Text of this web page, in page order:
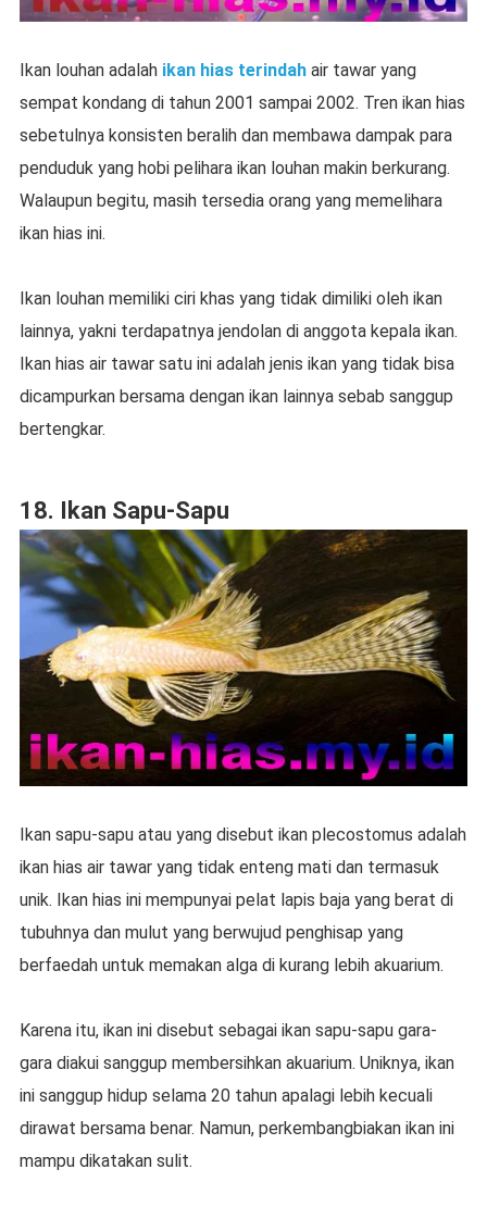
Ikan louhan adalah ikan hias terindahair tawar yang
sempat kondang di tahun 2001 sampai 2002. Tren ikan hias
sebetulnya konsisten beralih dan membawa dampak para
penduduk yang hobi pelihara ikan louhan makin berkurang.
Walaupun begitu, masih tersedia orang yang memelihara
ikan hias ini.
Ikan louhan memiliki ciri khas yang tidak dimiliki oleh ikan
lainnya, yakni terdapatnya jendolan di anggota kepala ikan.
Ikan hias air tawar satu ini adalah jenis ikan yang tidak bisa
dicampurkan bersama dengan ikan lainnya sebab sanggup
bertengkar.
18. Ikan Sapu-Sapu
Ikan sapu-sapu atau yang disebut ikan plecostomus adalah
ikan hias air tawar yang tidak enteng mati dan termasuk
unik. Ikan hias ini mempunyai pelat lapis baja yang berat di
tubuhnya dan mulut yang berwujud penghisap yang
berfaedah untuk memakan alga di kurang lebih akuarium.
Karena itu, ikan ini disebut sebagai ikan sapu-sapu gara-
gara diakui sanggup membersihkan akuarium. Uniknya, ikan
ini sanggup hidup selama 20 tahun apalagi lebih kecuali
dirawat bersama benar. Namun, perkembangbiakan ikan ini
mampu dikatakan sulit.